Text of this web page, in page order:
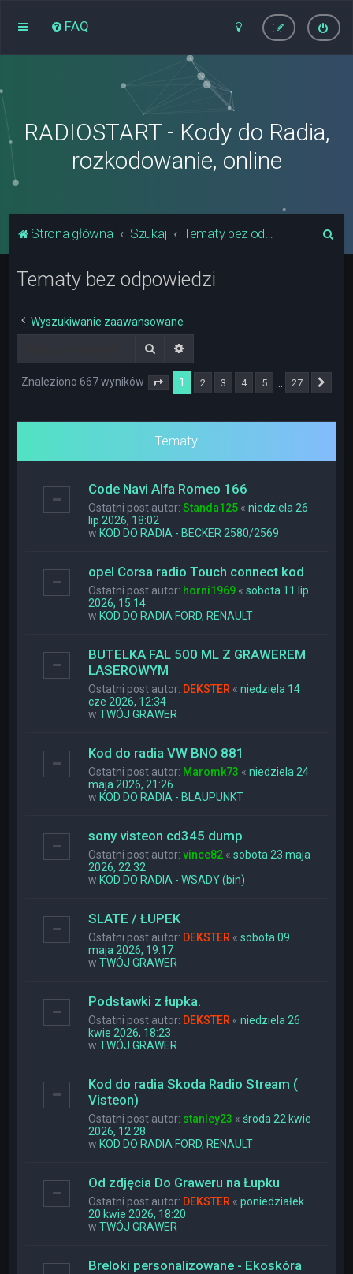
FAQ
RADIOSTART - Kody do Radia,
rozkodowanie, online
Strona główna Szukaj Tematy bez odpowiedzi
Tematy bez odpowiedzi
Wyszukiwanie zaawansowane
Szukaj
Znaleziono 667 wyników Strona 1z 27
1 2 3 4 5 27
Tematy
Code Navi Alfa Romeo 166
Ostatni post autor:Standa125 «niedziela 26
lip 2026, 18:02
w KOD DO RADIA - BECKER 2580/2569
opel Corsa radio Touch connect kod
Ostatni post autor: horni1969 «sobota 11 lip
2026, 15:14
w KOD DO RADIA FORD, RENAULT
BUTELKA FAL 500 ML Z GRAWEREM
LASEROWYM
Ostatni post autor: DEKSTER «niedziela 14
cze 2026, 12:34
wTWÓJ GRAWER
Kod do radia VW BNO 881
Ostatni post autor: Maromk73 «niedziela 24
maja 2026, 21:26
w KOD DO RADIA - BLAUPUNKT
sony visteon cd345 dump
Ostatni post autor:vince82 «sobota 23 maja
2026, 22:32
w KOD DO RADIA - WSADY (bin)
SLATE / ŁUPEK
Ostatni post autor: DEKSTER «sobota 09
maja 2026, 19:17
wTWÓJ GRAWER
Podstawki z łupka.
Ostatni post autor: DEKSTER «niedziela 26
kwie 2026, 18:23
wTWÓJ GRAWER
Kod do radia Skoda Radio Stream (
Visteon)
Ostatni post autor: stanley23 «środa 22 kwie
2026, 12:28
w KOD DO RADIA FORD, RENAULT
Od zdjęcia Do Graweru na Łupku
Ostatni post autor: DEKSTER «poniedziałek
20 kwie 2026, 18:20
wTWÓJ GRAWER
Breloki personalizowane - Ekoskóra